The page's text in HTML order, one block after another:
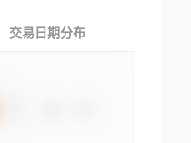
交易日期分布